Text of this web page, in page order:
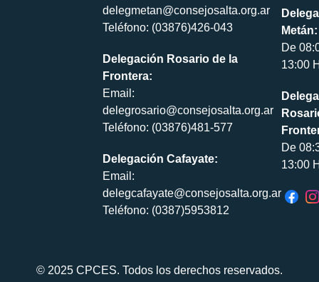
delegmetan@consejosalta.org.ar
Teléfono: (03876)426-043
Delegación Rosario de la
Frontera:
Email:
delegrosario@consejosalta.org.ar
Teléfono: (03876)481-577
Delegación Cafayate:
Email:
delegcafayate@consejosalta.org.ar
Teléfono: (0387)5953812
Metán:
De
13:00
De
13:00
© 2025 CPCES. Todos los derechos reservados.